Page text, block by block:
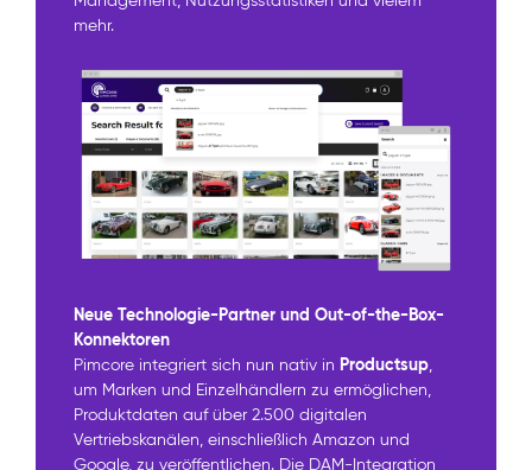
mehr.
Neue Technologie-Partner und Out-of-the-Box-
Konnektoren
Pimcore integriert sich nun nativ in Productsup,
um Marken und Einzelhändlern zu ermöglichen,
Produktdaten auf über 2.500 digitalen
Vertriebskanälen, einschließlich Amazon und
Google, zu veröffentlichen. Die DAM-Integration